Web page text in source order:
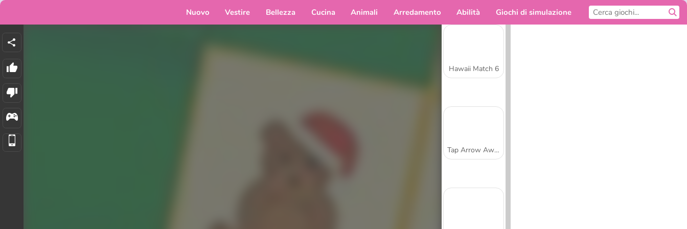
Nuovo Vestire Bellezza Cucina Animali Arredamento Abilità Giochi di simulazione
Hawaii Match 6
Tap Arrow Away